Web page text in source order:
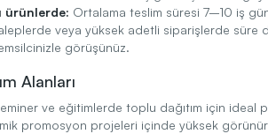
ürünlerde: Ortalama teslim süresi 7–10 iş
veya yüksek adetli siparişlerde süre
görüşünüz.
Alanları
ve eğitimlerde toplu dağıtım için ideal
promosyon projeleri içinde yüksek